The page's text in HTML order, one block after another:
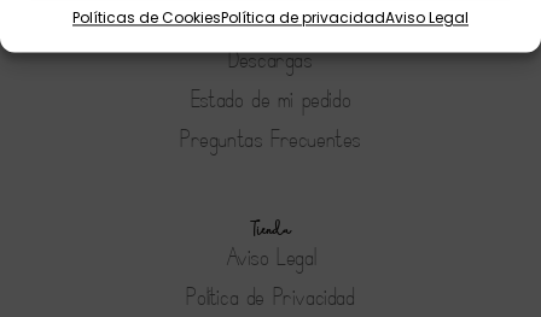
Políticas de CookiesPolítica de privacidadAviso Legal
Mi Perfil
Descargas
Estado de mi pedido
Preguntas Frecuentes
Tienda
Aviso Legal
Política de Privacidad